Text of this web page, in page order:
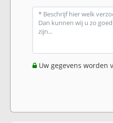
Uw gegevens worden